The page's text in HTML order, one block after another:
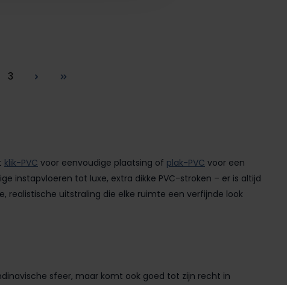
Pagina
3
klik-PVC voor eenvoudige plaatsing of plak-PVC voor een
instapvloeren tot luxe, extra dikke PVC-stroken – er is altijd
realistische uitstraling die elke ruimte een verfijnde look
sfeer, maar komt ook goed tot zijn recht in